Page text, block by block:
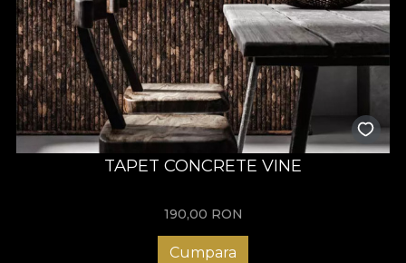
TAPET CONCRETE VINE
190,00 RON
Cumpara